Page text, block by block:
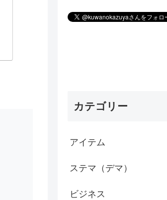
カテゴリー
アイテム
ステマ（デマ）
ビジネス